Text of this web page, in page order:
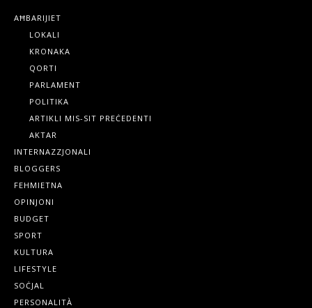
AĦBARIJIET
LOKALI
KRONAKA
QORTI
PARLAMENT
POLITIKA
ARTIKLI MIS-SIT PREĊEDENTI
AKTAR
INTERNAZZJONALI
BLOGGERS
FEHMIETNA
OPINJONI
BUDGET
SPORT
KULTURA
LIFESTYLE
SOĊJAL
PERSONALITÀ